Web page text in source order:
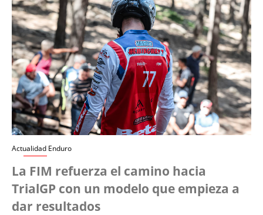
Actualidad Enduro
La FIM refuerza el camino hacia
TrialGP con un modelo que empieza a
dar resultados